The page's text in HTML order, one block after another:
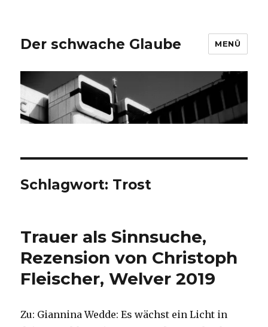
Der schwache Glaube MENÜ
Schlagwort: Trost
Trauer als Sinnsuche,
Rezension von Christoph
Fleischer, Welver 2019
Zu: Giannina Wedde: Es wächst ein Licht in